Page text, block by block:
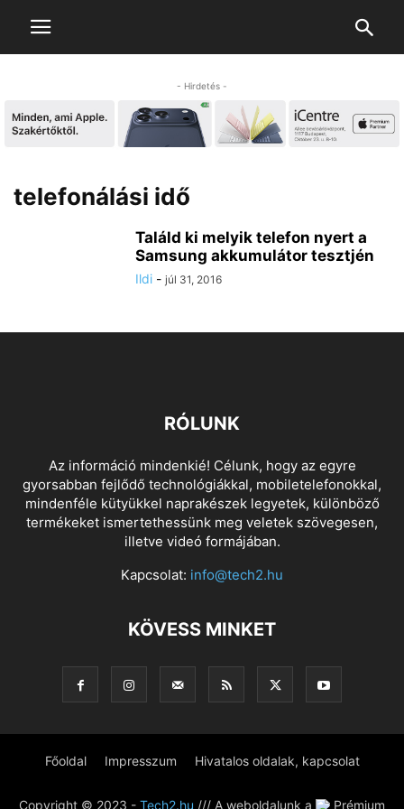
- Hirdetés -
telefonálási idő
Találd ki melyik telefon nyert a
Samsung akkumulátor tesztjén
Ildi - júl 31, 2016
RÓLUNK
Az információ mindenkié! Célunk, hogy az egyre
gyorsabban fejlődő technológiákkal, mobiletelefonokkal,
mindenféle kütyükkel naprakészek legyetek, különböző
termékeket ismertethessünk meg veletek szövegesen,
illetve videó formájában.
Kapcsolat: info@tech2.hu
KÖVESS MINKET
Főoldal Impresszum Hivatalos oldalak, kapcsolat
Copyright © 2023 - Tech2.hu /// A weboldalunk a Prémium